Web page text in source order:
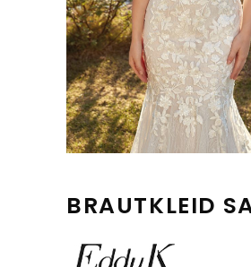
BRAUTKLEID